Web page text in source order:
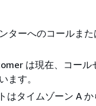
ターへのコールま
は現在、コール
ます。
はタイムゾーン A か